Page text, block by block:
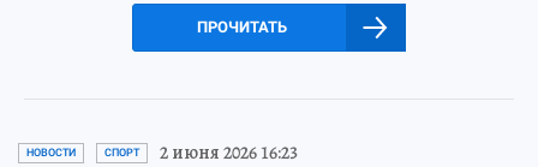
ПРОЧИТАТЬ
НОВОСТИ СПОРТ 2 июня 2026 16:23